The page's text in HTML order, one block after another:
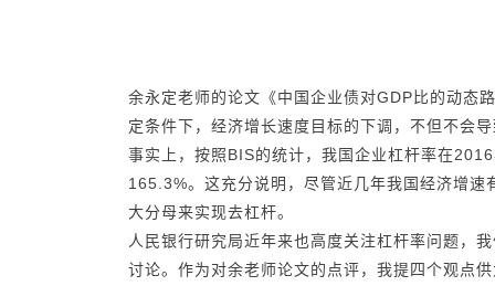
余永定老师的论文《中国企业债对GDP比的动态
定条件下，经济增长速度目标的下调，不但不会
事实上，按照BIS的统计，我国企业杠杆率在
165.3%。这充分说明，尽管近几年我国经济增
大分母来实现去杠杆。
人民银行研究局近年来也高度关注杠杆率问题，
讨论。作为对余老师论文的点评，我提四个观点